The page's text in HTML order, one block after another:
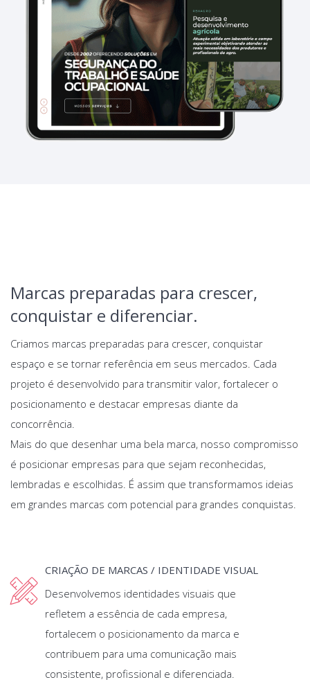
Marcas preparadas para crescer,
conquistar e diferenciar.
Criamos marcas preparadas para crescer, conquistar
espaço e se tornar referência em seus mercados. Cada
projeto é desenvolvido para transmitir valor, fortalecer o
posicionamento e destacar empresas diante da
concorrência.
Mais do que desenhar uma bela marca, nosso compromisso
é posicionar empresas para que sejam reconhecidas,
lembradas e escolhidas. É assim que transformamos ideias
em grandes marcas com potencial para grandes conquistas.
CRIAÇÃO DE MARCAS / IDENTIDADE VISUAL
Desenvolvemos identidades visuais que
refletem a essência de cada empresa,
fortalecem o posicionamento da marca e
contribuem para uma comunicação mais
consistente, profissional e diferenciada.